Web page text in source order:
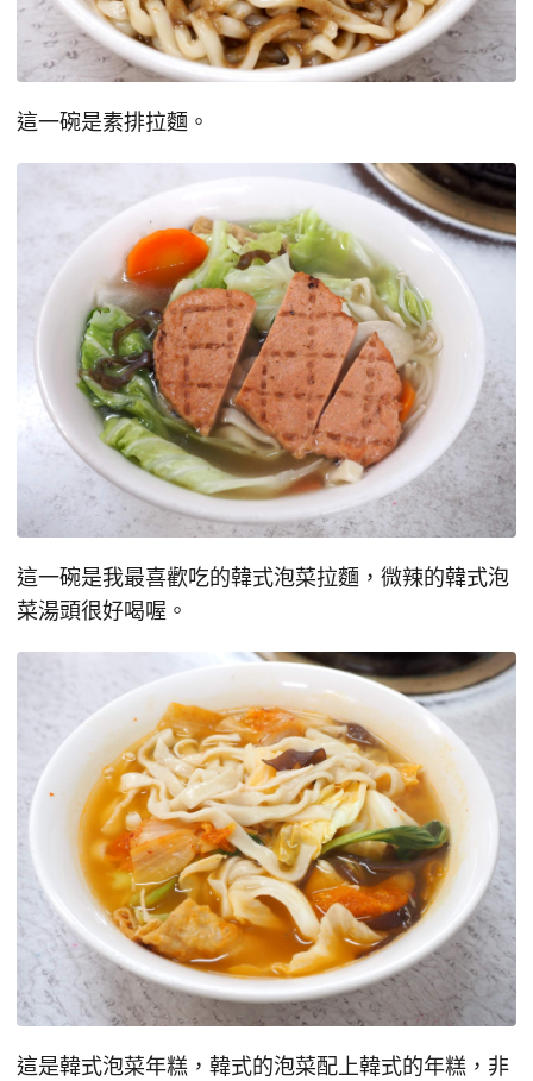
這一碗是素排拉麵。
這一碗是我最喜歡吃的韓式泡菜拉麵，微辣的韓式泡
菜湯頭很好喝喔。
這是韓式泡菜年糕，韓式的泡菜配上韓式的年糕，非